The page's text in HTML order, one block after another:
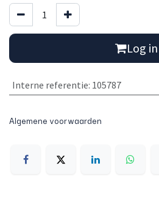
Log in
Interne referentie: 105787
Algemene voorwaarden